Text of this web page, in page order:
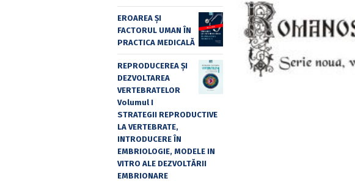
EROAREA ȘI
FACTORUL UMAN ÎN
PRACTICA MEDICALĂ
REPRODUCEREA ȘI
DEZVOLTAREA
VERTEBRATELOR
Volumul I
STRATEGII REPRODUCTIVE
LA VERTEBRATE,
INTRODUCERE ÎN
EMBRIOLOGIE, MODELE IN
VITRO ALE DEZVOLTĂRII
EMBRIONARE